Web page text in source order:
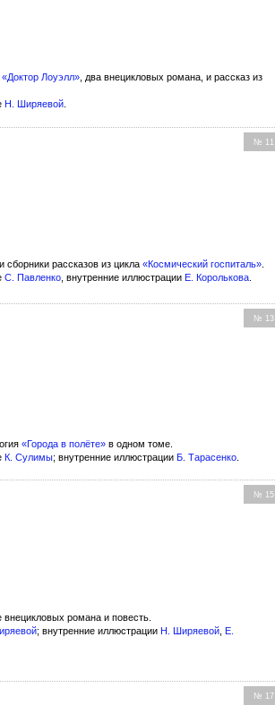
«Доктор Лоуэлл» , два внецикловых романа, и рассказ из
Н. Ширяевой
№ 11
сборники рассказов из цикла «Космический госпиталь»
С. Павленко , внутренние иллюстрации Е. Королькова
№ 13
«Города в полёте» в одном томе.
К. Сулимы; внутренние иллюстрации Б. Тарасенко
№ 15
романа и повесть.
; внутренние иллюстрации Н. Ширяевой Е.
№ 17